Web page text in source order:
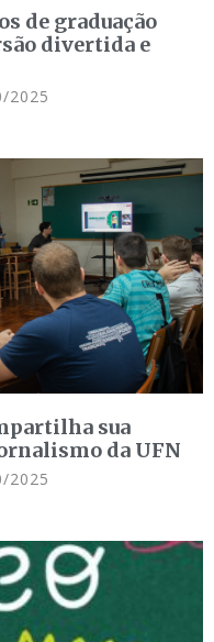
de graduação
divertida e
2025
sua
da UFN
2025